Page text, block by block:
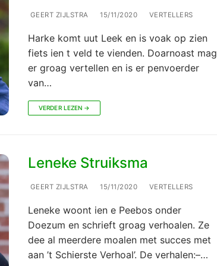
GEERT ZIJLSTRA 15/11/2020 VERTELLERS
Harke komt uut Leek en is voak op zien
fiets ien t veld te vienden. Doarnoast mag
er groag vertellen en is er penvoerder
van…
VERDER LEZEN →
Leneke Struiksma
GEERT ZIJLSTRA 15/11/2020 VERTELLERS
Leneke woont ien e Peebos onder
Doezum en schrieft groag verhoalen. Ze
dee al meerdere moalen met succes met
aan ’t Schierste Verhoal’. De verhalen:–…